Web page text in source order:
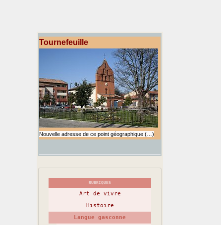
Tournefeuille
Nouvelle adresse de ce point géographique (…)
RUBRIQUES
Art de vivre
Histoire
Langue gasconne